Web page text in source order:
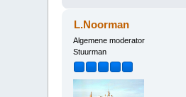
L.Noorman
Algemene moderator
Stuurman